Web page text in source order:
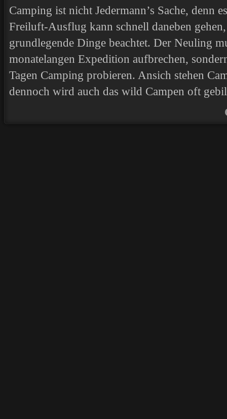
Camping ist nicht Jedermann’s Sache, denn
Freiluft-Ausflug kann schnell daneben
grundlegende Dinge beachtet. Der Neuling
monatelangen Expedition aufbrechen,
Tagen Camping probieren. Ansich stehen
dennoch wird auch das wild Campen oft